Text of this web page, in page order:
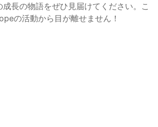
長の物語をぜひ見届けてください。こ
の活動から目が離せません！